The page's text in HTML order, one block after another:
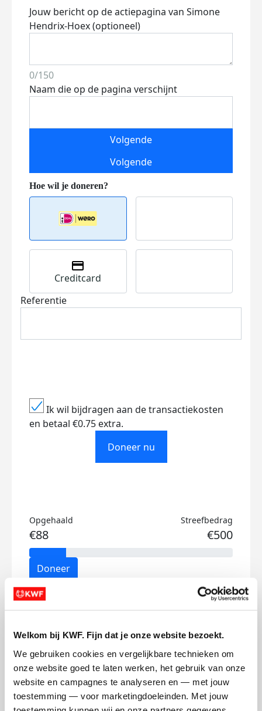
Welkom bij KWF. Fijn dat je onze website bezoekt.
We gebruiken cookies en vergelijkbare technieken om
onze website goed te laten werken, het gebruik van onze
website en campagnes te analyseren en — met jouw
toestemming — voor marketingdoeleinden. Met jouw
Jouw bericht op de actiepagina van Simone
Hendrix-Hoex (optioneel)
0/150
Naam die op de pagina verschijnt
Volgende
Volgende
Creditcard
Referentie
Ik wil bijdragen aan de transactiekosten
en betaal €0.75 extra.
Doneer nu
Opgehaald
€88
Streefbedrag
€500
Doneer
Simone's badges